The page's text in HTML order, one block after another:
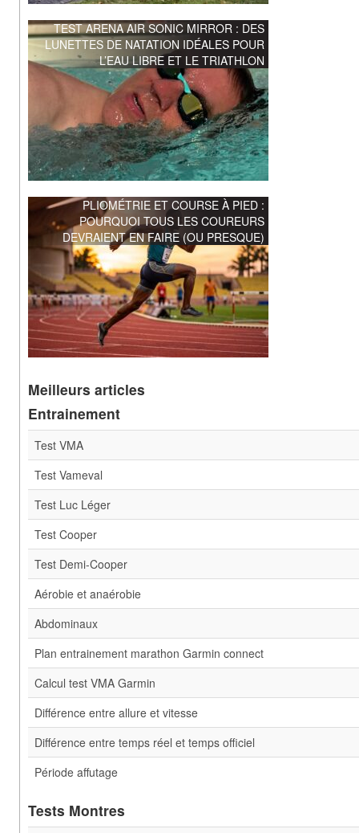
TEST ARENA AIR SONIC MIRROR : DES
LUNETTES DE NATATION IDÉALES POUR
L’EAU LIBRE ET LE TRIATHLON
PLIOMÉTRIE ET COURSE À PIED :
POURQUOI TOUS LES COUREURS
DEVRAIENT EN FAIRE (OU PRESQUE)
Meilleurs articles
Entrainement
Test VMA
Test Vameval
Test Luc Léger
Test Cooper
Test Demi-Cooper
Aérobie et anaérobie
Abdominaux
Plan entrainement marathon Garmin connect
Calcul test VMA Garmin
Différence entre allure et vitesse
Différence entre temps réel et temps officiel
Période affutage
Tests Montres